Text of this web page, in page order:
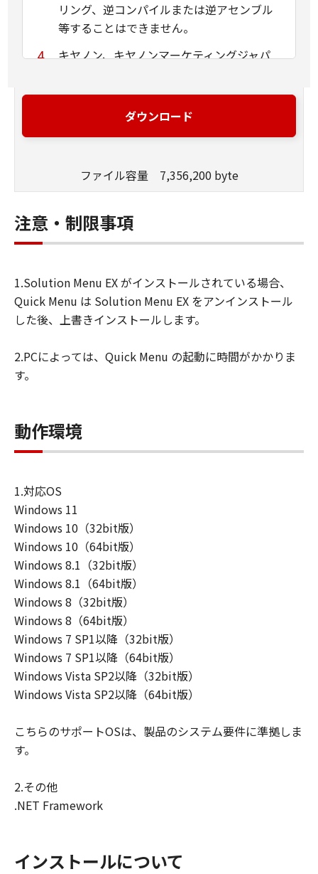
リング、逆コンパイルまたは逆アセンブル
等することはできません。
キヤノン、キヤノンマーケティングジャパ
は、本ソフトウェアがユーザーの特定の目
的のために適当であること、もしくは有用
ていかなる保証もいたしません。
キヤノン、キヤノンマーケティングジャパ
ン株式会社およびキヤノンのライセンサー
は、本ソフトウェアの使用に付随または関
連して生ずる直接的または間接的な損失、
一切の責任を負いません。
ユーザーは、日本国政府または該当国の政
府より必要な許可等を得ることなしに、本
ソフトウェアの全部または一部を、直接ま
たは間接に輸出してはなりません。
ダウンロード
ファイル容量 7,356,200 byte
注意・制限事項
1.Solution Menu EX がインストールされている場合、
Quick Menu は Solution Menu EX をアンインストール
した後、上書きインストールします。
2.PCによっては、Quick Menu の起動に時間がかかりま
す。
動作環境
1.対応OS
Windows 11
Windows 10（32bit版）
Windows 10（64bit版）
Windows 8.1（32bit版）
Windows 8.1（64bit版）
Windows 8（32bit版）
Windows 8（64bit版）
Windows 7 SP1以降（32bit版）
Windows 7 SP1以降（64bit版）
Windows Vista SP2以降（32bit版）
Windows Vista SP2以降（64bit版）
こちらのサポートOSは、製品のシステム要件に準拠しま
す。
2.その他
.NET Framework
インストールについて